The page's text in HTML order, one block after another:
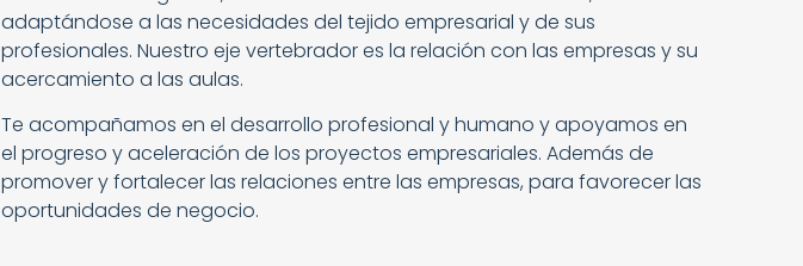
adaptándose a las necesidades del tejido empresarial y de sus
profesionales. Nuestro eje vertebrador es la relación con las empresas y su
acercamiento a las aulas.
Te acompañamos en el desarrollo profesional y humano y apoyamos en
el progreso y aceleración de los proyectos empresariales. Además de
promover y fortalecer las relaciones entre las empresas, para favorecer las
oportunidades de negocio.